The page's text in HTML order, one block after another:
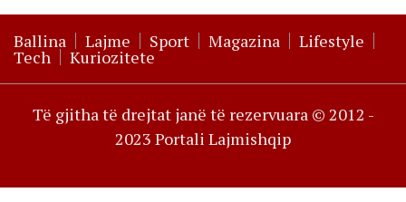
Ballina Lajme Sport Magazina Lifestyle
Tech Kuriozitete
Të gjitha të drejtat janë të rezervuara © 2012 -
2023 Portali Lajmishqip